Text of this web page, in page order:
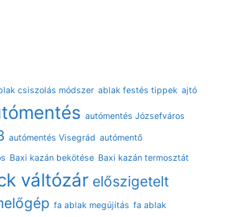
csiszolás módszer ablak festés tippek ajtó
autómentés Józsefváros
autómentés Visegrád autómentő
Baxi kazán bekötése Baxi kazán termosztát
váltózár előszigetelt
fa ablak megújítás fa ablak